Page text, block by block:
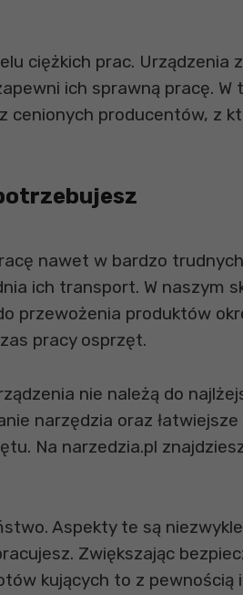
ciężkich prac. Urządzenia
ich sprawną pracę.
cenionych producentów, z
nawet w bardzo
ich transport. W naszym
przewożenia produktów
pracy osprzęt.
nie należą do
narzędzia oraz
Na narzedzia.pl
Aspekty te są
Zwiększając
kujących to z